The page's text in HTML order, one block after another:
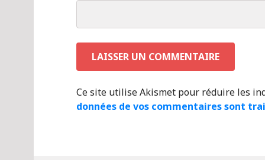
Ce site utilise Akismet pour réduire les
données de vos commentaires sont